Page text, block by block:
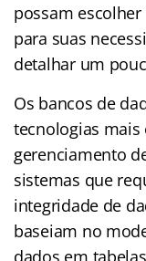
possam
para suas
detalhar um
Os bancos de
tecnologias mais
gerenciamento
sistemas que
integridade de
baseiam no
dados em